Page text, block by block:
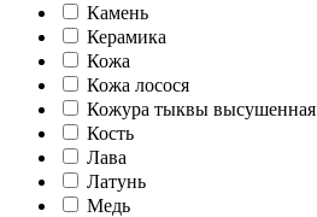
Камень
Керамика
Кожа
Кожа лосося
Кожура тыквы высушенная
Кость
Лава
Латунь
Медь